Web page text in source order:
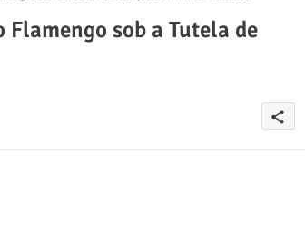
Flamengo sob a Tutela de
share